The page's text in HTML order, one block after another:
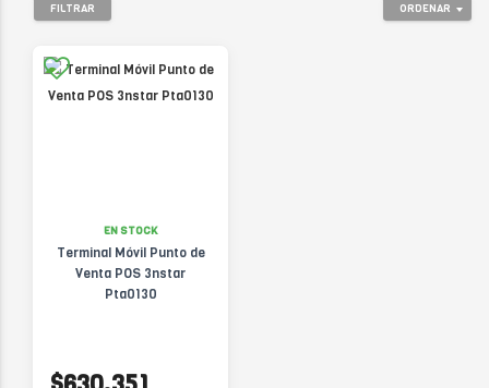
ORDENAR
FILTRAR
EN STOCK
Terminal Móvil Punto de
Venta POS 3nstar
Pta0130